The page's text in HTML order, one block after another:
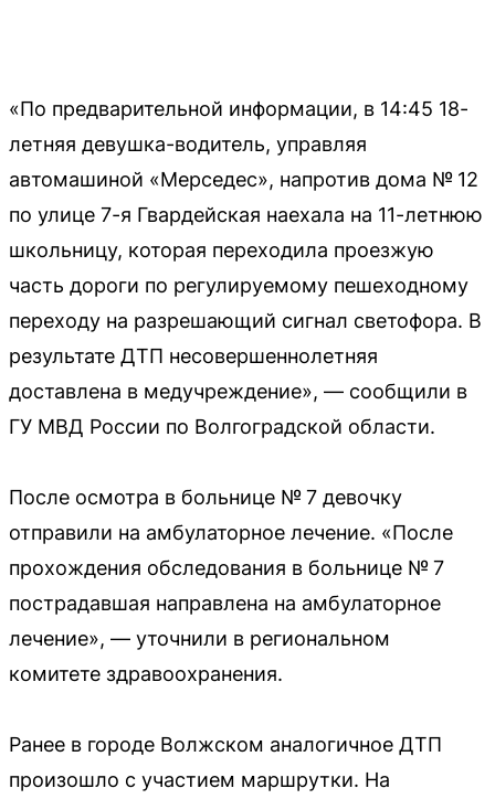
«По предварительной информации, в 14:45 18-
летняя девушка-водитель, управляя
автомашиной «Мерседес», напротив дома № 12
по улице 7-я Гвардейская наехала на 11-летнюю
школьницу, которая переходила проезжую
часть дороги по регулируемому пешеходному
переходу на разрешающий сигнал светофора. В
результате ДТП несовершеннолетняя
доставлена в медучреждение», — сообщили в
ГУ МВД России по Волгоградской области.
После осмотра в больнице № 7 девочку
отправили на амбулаторное лечение. «После
прохождения обследования в больнице № 7
пострадавшая направлена на амбулаторное
лечение», — уточнили в региональном
комитете здравоохранения.
Ранее в городе Волжском аналогичное ДТП
произошло с участием маршрутки. На